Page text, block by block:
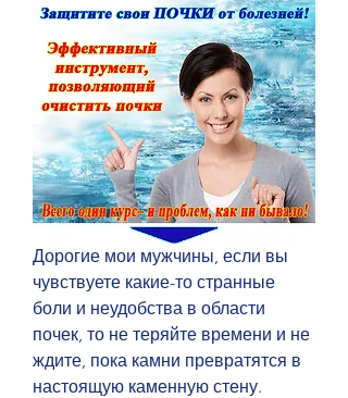
Дорогие мои мужчины, если вы
чувствуете какие-то странные
боли и неудобства в области
почек, то не теряйте времени и не
ждите, пока камни превратятся в
настоящую каменную стену.